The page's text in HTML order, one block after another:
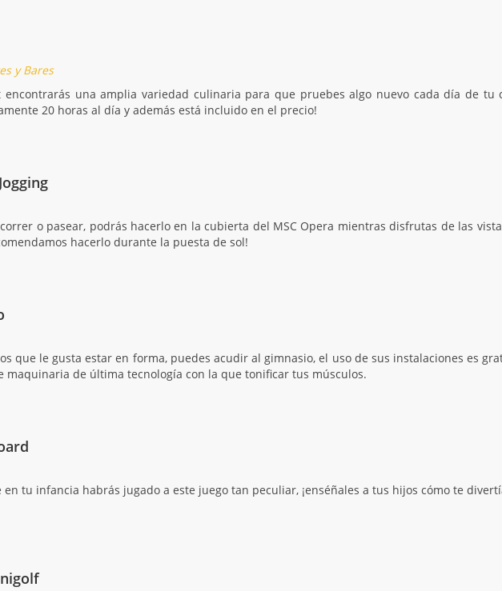
y Bares
encontrarás una amplia variedad culinaria para que pruebes algo nuevo cada día de tu
20 horas al día y además está incluido en el precio!
o pasear, podrás hacerlo en la cubierta del MSC Opera mientras disfrutas de las
hacerlo durante la puesta de sol!
que le gusta estar en forma, puedes acudir al gimnasio, el uso de sus instalaciones es
maquinaria de última tecnología con la que tonificar tus músculos.
en tu infancia habrás jugado a este juego tan peculiar, ¡enséñales a tus hijos cómo te